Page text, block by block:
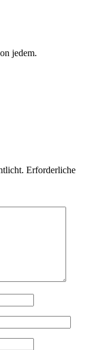
jedem.
Erforderliche